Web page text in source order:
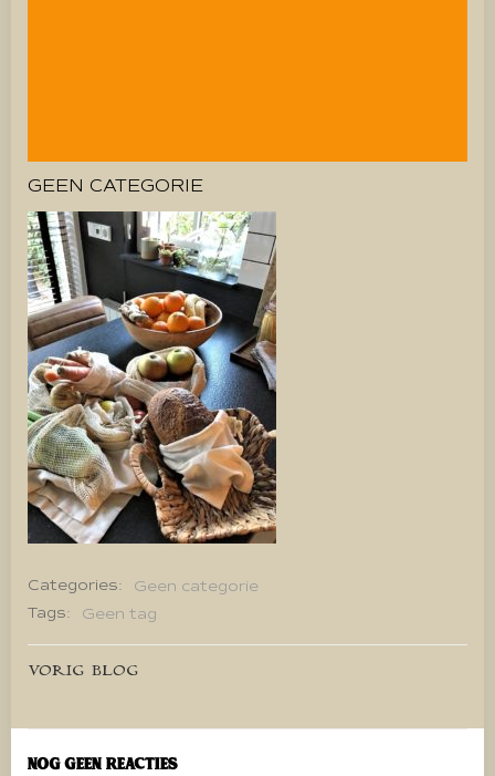
GEEN CATEGORIE
Categories:
Geen categorie
Tags:
Geen tag
Bericht
navigatie
VORIG BLOG
Nog geen reacties